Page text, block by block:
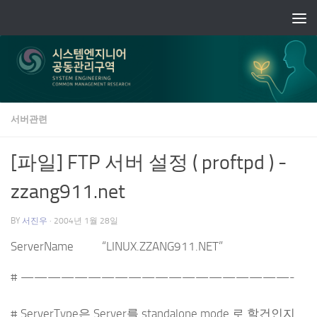
서버관련
[파일] FTP 서버 설정 ( proftpd ) -
zzang911.net
BY 서진우 · 2004년 1월 28일
ServerName “LINUX.ZZANG911.NET”
# ————————————————————-
# ServerType은 Server를 standalone mode 로 할건인지